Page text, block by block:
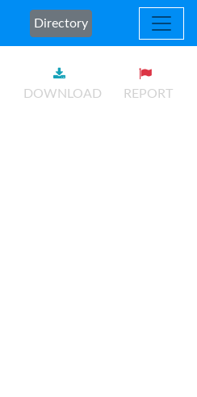
Directory
DOWNLOAD REPORT